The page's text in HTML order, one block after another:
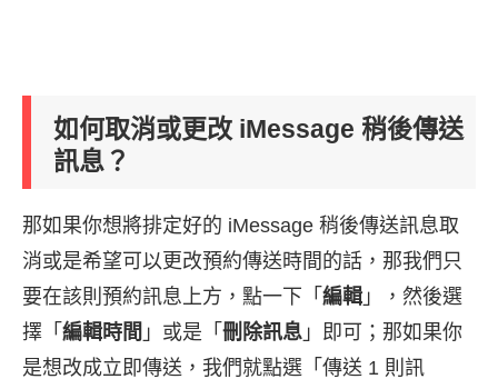
如何取消或更改 iMessage 稍後傳送
訊息？
那如果你想將排定好的 iMessage 稍後傳送訊息取
消或是希望可以更改預約傳送時間的話，那我們只
要在該則預約訊息上方，點一下「 編輯 」，然後選
擇「 編輯時間 」或是「 刪除訊息 」即可；那如果你
是想改成立即傳送，我們就點選「傳送 1 則訊